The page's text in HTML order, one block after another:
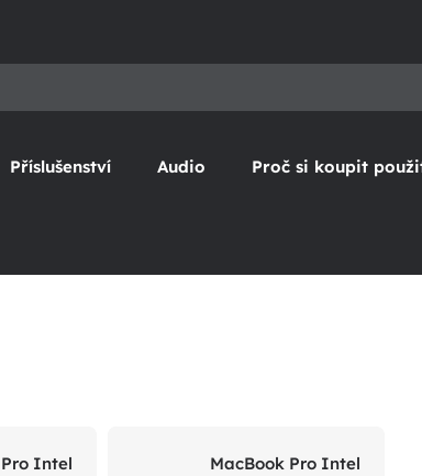
Příslušenství Audio Proč si koupit
Intel
MacBook Pro Intel